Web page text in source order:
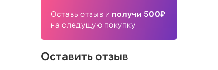
Оставь отзыв и получи 500₽
на следущую покупку
Оставить отзыв